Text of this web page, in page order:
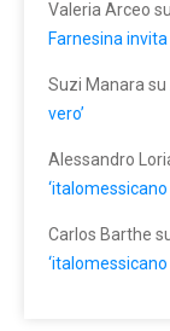
Valeria Arceo su
Farnesina
Suzi Manara su
vero’
Alessandro
‘italomessicano
Carlos Barthe
‘italomessicano